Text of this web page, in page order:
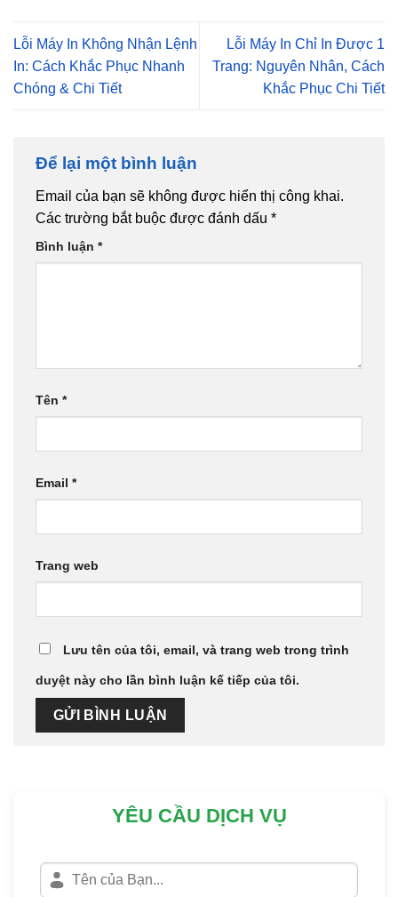
Lỗi Máy In Không Nhận Lệnh
In: Cách Khắc Phục Nhanh
Chóng & Chi Tiết
Lỗi Máy In Chỉ In Được 1
Trang: Nguyên Nhân, Cách
Khắc Phục Chi Tiết
Để lại một bình luận
Email của bạn sẽ không được hiển thị công khai.
Các trường bắt buộc được đánh dấu *
Bình luận *
Tên *
Email *
Trang web
Lưu tên của tôi, email, và trang web trong trình
duyệt này cho lần bình luận kế tiếp của tôi.
YÊU CẦU DỊCH VỤ